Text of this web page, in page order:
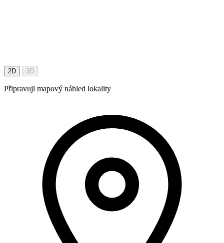
2D 3D
Připravuji mapový náhled lokality